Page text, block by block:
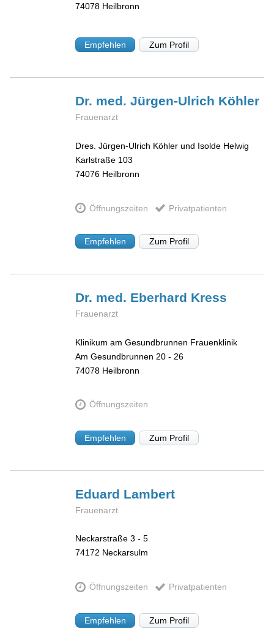
74078 Heilbronn
Empfehlen Zum Profil
Dr. med. Jürgen-Ulrich Köhler
Frauenarzt
Dres. Jürgen-Ulrich Köhler und Isolde Helwig
Karlstraße 103
74076 Heilbronn
Öffnungszeiten Privatpatienten
Empfehlen Zum Profil
Dr. med. Eberhard Kress
Frauenarzt
Klinikum am Gesundbrunnen Frauenklinik
Am Gesundbrunnen 20 - 26
74078 Heilbronn
Öffnungszeiten
Empfehlen Zum Profil
Eduard Lambert
Frauenarzt
Neckarstraße 3 - 5
74172 Neckarsulm
Öffnungszeiten Privatpatienten
Empfehlen Zum Profil